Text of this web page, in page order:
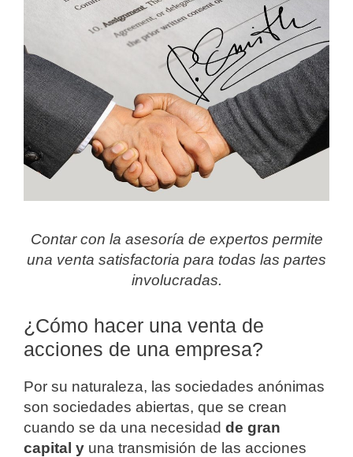
Contar con la asesoría de expertos permite
una venta satisfactoria para todas las partes
involucradas.
¿Cómo hacer una venta de
acciones de una empresa?
Por su naturaleza, las sociedades anónimas
son sociedades abiertas, que se crean
cuando se da una necesidad de gran
capital y una transmisión de las acciones